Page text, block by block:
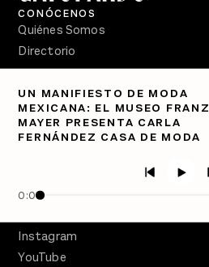
UN MANIFIESTO DE MODA
MEXICANA: EL MUSEO FRANZ
MAYER PRESENTA CARLA
FERNÁNDEZ CASA DE MODA
0:00
CONÓCENOS
Quiénes Somos
Directorio
Semanario Gatopardo
En Qué Momento
Crecer en Distopía
Facebook
Instagram
YouTube